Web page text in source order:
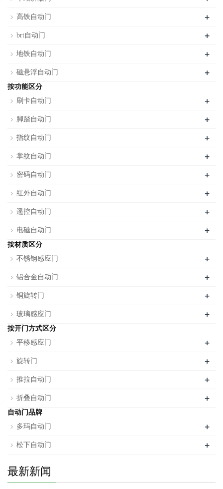
高铁自动门 +
brt自动门 +
地铁自动门 +
磁悬浮自动门 +
按功能区分
刷卡自动门
+
脚踏自动门 +
指纹自动门 +
掌纹自动门 +
密码自动门 +
红外自动门 +
遥控自动门 +
电磁自动门 +
按材质区分
不锈钢感应门
+
铝合金自动门 +
铜旋转门 +
玻璃感应门 +
按开门方式区分
平移感应门
+
旋转门 +
推拉自动门 +
折叠自动门 +
自动门品牌
多玛自动门
+
松下自动门 +
最新新闻